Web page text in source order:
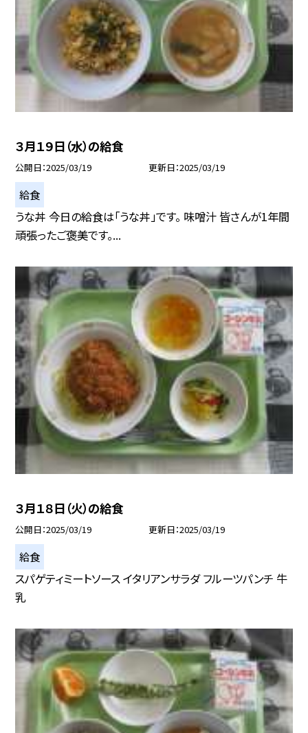
３月１９日（水）の給食
公開日 2025/03/19 更新日 2025/03/19
給食
うな丼 今日の給食は「うな丼」です。 味噌汁 皆さんが1年間
頑張ったご褒美です。...
３月１８日（火）の給食
公開日 2025/03/19 更新日 2025/03/19
給食
スパゲティミートソース イタリアンサラダ フルーツパンチ 牛
乳